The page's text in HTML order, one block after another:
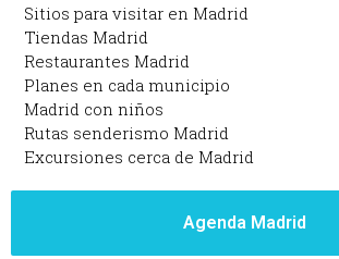
Sitios para visitar en Madrid
Tiendas Madrid
Restaurantes Madrid
Planes en cada municipio
Madrid con niños
Rutas senderismo Madrid
Excursiones cerca de Madrid
Agenda Madrid